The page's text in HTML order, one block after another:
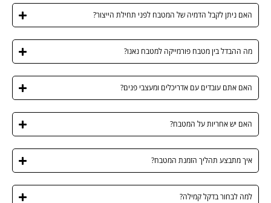
האם ניתן לקבל הדמיה של המטבח לפני תחילת הייצור?
מה ההבדל בין מטבח פורמייקה למטבח נאנו?
האם אתם עובדים עם אדריכלים ומעצבי פנים?
האם יש אחריות על המטבח?
איך מתבצע תהליך הזמנת המטבח?
למה לבחור בדקל קמילה?